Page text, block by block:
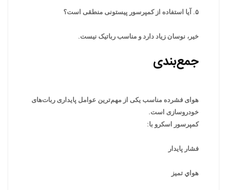
۵. آیا استفاده از کمپرسور پیستونی منطقی است؟
خیر، نوسان زیاد دارد و مناسب رباتیک نیست.
جمع‌بندی
هوای فشرده مناسب یکی از مهم‌ترین عوامل پایداری ربات‌های
خودروسازی است.
کمپرسور اسکرو با:
فشار پایدار
هواي تمیز